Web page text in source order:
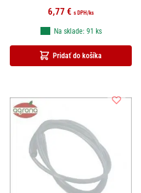
6,77 € s DPH /ks
Pridať do košíka
Na sklade: 91 ks